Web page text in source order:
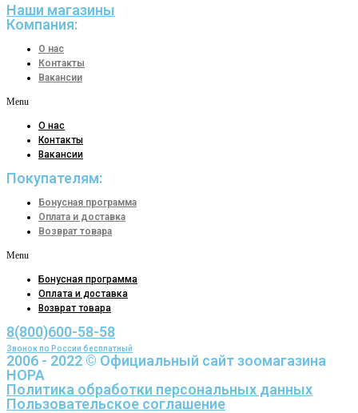
Наши магазины
Компания:
О нас
Контакты
Вакансии
Menu
О нас
Контакты
Вакансии
Покупателям:
Бонусная программа
Оплата и доставка
Возврат товара
Menu
Бонусная программа
Оплата и доставка
Возврат товара
8(800)600-58-58
Звонок по России бесплатный
2006 - 2022 © Официальный сайт зоомагазина
НОРА
Политика обработки персональных данных
Пользовательское соглашение